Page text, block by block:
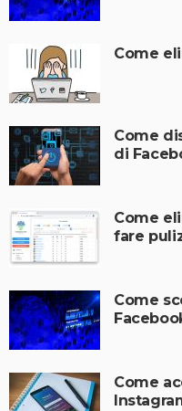
Come
Come
di
Come
fare
Come
Come